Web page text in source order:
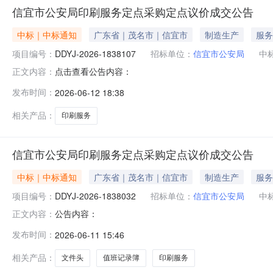
信宜市公安局印刷服务定点采购定点议价成交公告
中标｜中标通知 广东省｜茂名市｜信宜市 制造生产
服务
项目编号： DDYJ-2026-1838107 招标单位： 信宜市公安局
中
正文内容： 点击查看公告内容：
发布时间： 2026-06-12 18:38
相关产品：
印刷服务
信宜市公安局印刷服务定点采购定点议价成交公告
中标｜中标通知 广东省｜茂名市｜信宜市 制造生产
服务
项目编号： DDYJ-2026-1838032 招标单位： 信宜市公安局
中
正文内容： 公告内容：
发布时间： 2026-06-11 15:46
相关产品：
文件头 值班记录簿 印刷服务